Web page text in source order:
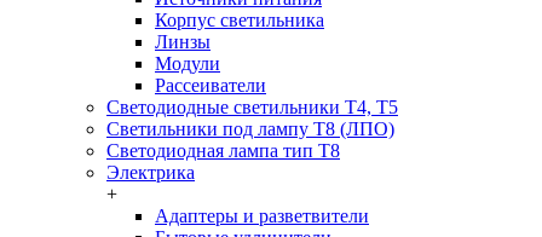
Корпус светильника
Линзы
Модули
Рассеиватели
Светодиодные светильники T4, T5
Светильники под лампу Т8 (ЛПО)
Светодиодная лампа тип T8
Электрика
+
Адаптеры и разветвители